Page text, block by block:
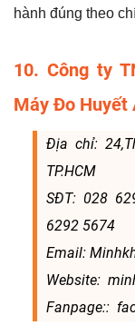
hành đúng theo
10. Công ty
Máy Đo Huyết
Địa chỉ:
TP.HCM
SĐT: 028
6292 5674
Email:
Website:
Fanpage::